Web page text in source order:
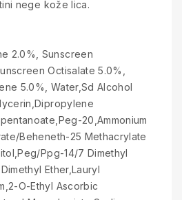
nege kože lica.
2.0%, Sunscreen
Octisalate 5.0%,
5.0%, Water,Sd Alcohol
20,Ammonium
Beheneth-25 Methacrylate
Ppg-14/7 Dimethyl
Ether,Lauryl
O-Ethyl Ascorbic